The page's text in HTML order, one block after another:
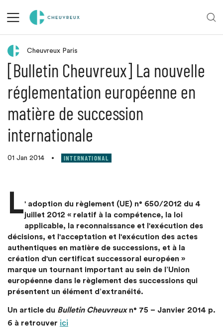
Retour aux actualités
Cheuvreux Paris
[Bulletin Cheuvreux] La nouvelle
réglementation européenne en
matière de succession
internationale
01 Jan 2014 • INTERNATIONAL
L' adoption du règlement (UE) n° 650/2012 du 4
juillet 2012 « relatif à la compétence, la loi
applicable, la reconnaissance et l'exécution des
décisions, et l'acceptation et l'exécution des actes
authentiques en matière de successions, et à la
création d'un certificat successoral européen »
marque un tournant important au sein de l’Union
européenne dans le règlement des successions qui
présentent un élément d’extranéité.
Un article du Bulletin Cheuvreuxn° 75 – Janvier 2014 p.
6 à retrouver ici